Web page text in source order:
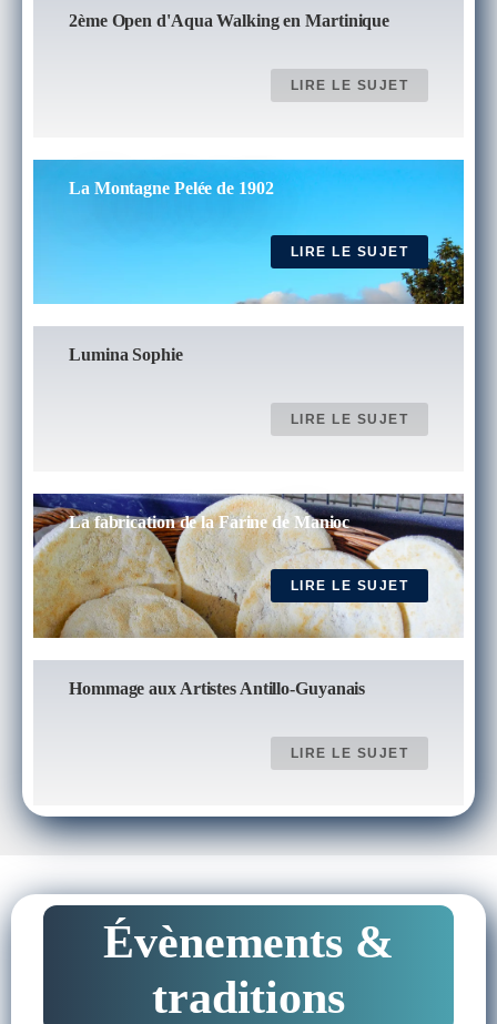
2ème Open d'Aqua Walking en Martinique
LIRE LE SUJET
La Montagne Pelée de 1902
LIRE LE SUJET
Lumina Sophie
LIRE LE SUJET
La fabrication de la Farine de Manioc
LIRE LE SUJET
Hommage aux Artistes Antillo-Guyanais
LIRE LE SUJET
Évènements &
traditions